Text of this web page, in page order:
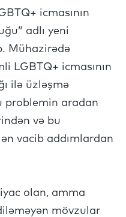
icmasının
adlı yeni
Mühazirədə
LGBTQ+ icmasının
ilə üzləşmə
problemin aradan
və bu
vacib addımlardan
olan, amma
mövzular